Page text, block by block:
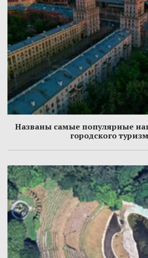
Названы самые популярные
городского